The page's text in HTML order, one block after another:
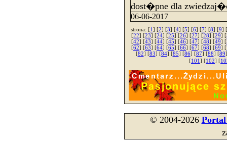
dost�pne dla
06-06-2017
strona: [1] [2] [3] [4] [5] [6] [7] [8] [9] [
[22] [23] [24] [25] [26] [27] [28] [29] [
[42] [43] [44] [45] [46] [47] [48] [49] [
[62] [63] [64] [65] [66] [67] [68] [69] [
[82] [83] [84] [85] [86] [87] [88] [89
[101] [102] [
© 2004-2026